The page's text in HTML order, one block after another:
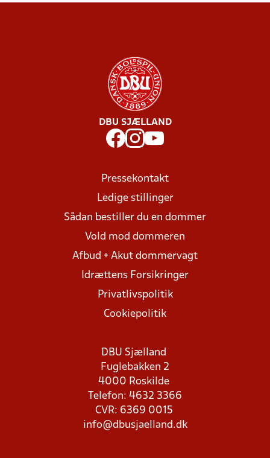
DBU SJÆLLAND
Pressekontakt
Ledige stillinger
Sådan bestiller du en dommer
Vold mod dommeren
Afbud + Akut dommervagt
Idrættens Forsikringer
Privatlivspolitik
Cookiepolitik
DBU Sjælland
Fuglebakken 2
4000 Roskilde
Telefon: 4632 3366
CVR: 6369 0015
info@dbusjaelland.dk